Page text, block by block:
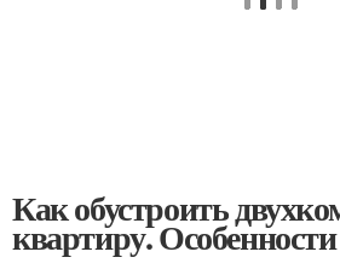
Как обустроить
квартиру. Особенности